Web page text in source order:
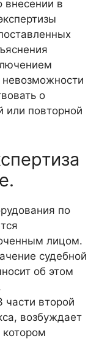
внесении в
о
или повторной
по
лицом.
судебной
об этом
части второй
возбуждает
котором